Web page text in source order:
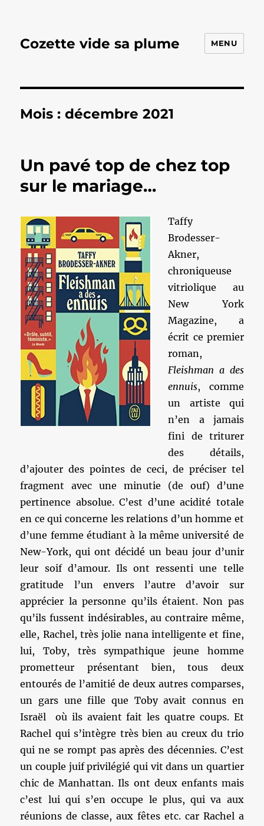
Cozette vide sa plume MENU
Mois :décembre 2021
Un pavé top de chez top
sur le mariage…
Taffy
Brodesser-
Akner,
chroniqueuse
vitriolique au
New York
Magazine, a
écrit ce premier
roman,
Fleishman a des
ennuis, comme
un artiste qui
n’en a jamais
fini de triturer
des détails,
d’ajouter des pointes de ceci, de préciser tel
fragment avec une minutie (de ouf) d’une
pertinence absolue. C’est d’une acidité totale
en ce qui concerne les relations d’un homme et
d’une femme étudiant à la même université de
New-York, qui ont décidé un beau jour d’unir
leur soif d’amour. Ils ont ressenti une telle
gratitude l’un envers l’autre d’avoir sur
apprécier la personne qu’ils étaient. Non pas
qu’ils fussent indésirables, au contraire même,
elle, Rachel, très jolie nana intelligente et fine,
lui, Toby, très sympathique jeune homme
prometteur présentant bien, tous deux
entourés de l’amitié de deux autres comparses,
un gars une fille que Toby avait connus en
Israël où ils avaient fait les quatre coups. Et
Rachel qui s’intègre très bien au creux du trio
qui ne se rompt pas après des décennies. C’est
un couple juif privilégié qui vit dans un quartier
chic de Manhattan. Ils ont deux enfants mais
c’est lui qui s’en occupe le plus, qui va aux
réunions de classe, aux fêtes etc. car Rachel a